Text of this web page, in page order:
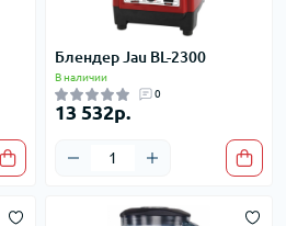
Блендер Jau BL-2300
В наличии
0
13 532р.